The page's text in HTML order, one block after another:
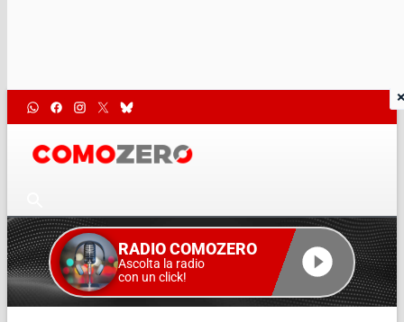
RADIO COMOZERO
Ascolta la radio
con un click!